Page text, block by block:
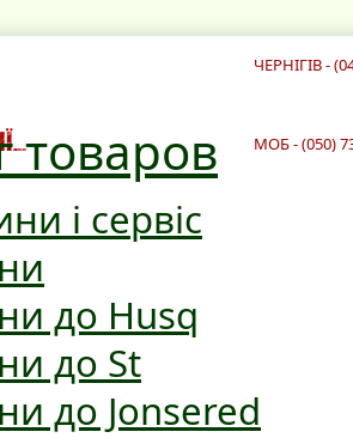
ЧЕРНІГІВ -
товаров
і сервіс
до Husq
до St
до Jonsered
МОБ - (050)